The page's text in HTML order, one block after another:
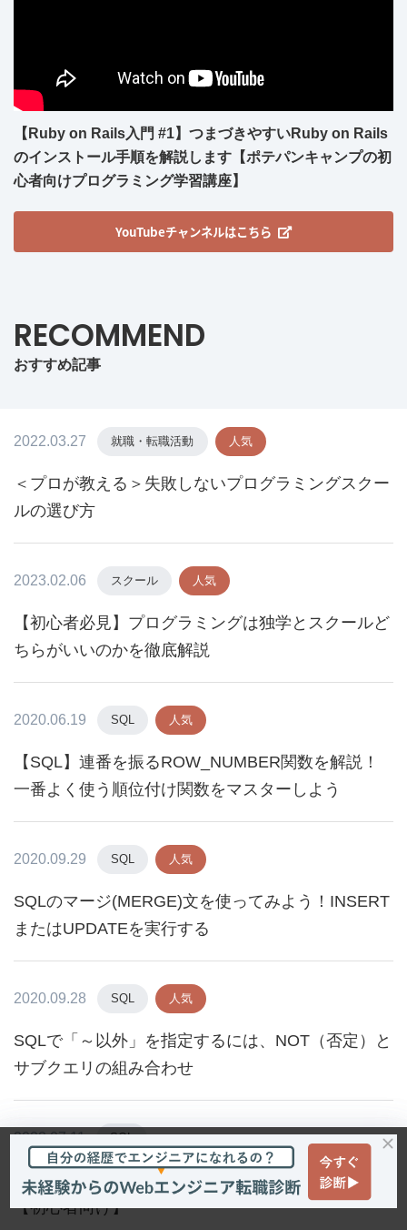
【Ruby on Rails入門 #1】つまづきやすいRuby on Rails
のインストール手順を解説します【ポテパンキャンプの初
心者向けプログラミング学習講座】
YouTubeチャンネルはこちら
RECOMMEND
おすすめ記事
2022.03.27 就職・転職活動 人気
＜プロが教える＞失敗しないプログラミングスクー
ルの選び方
2023.02.06 スクール 人気
【初心者必見】プログラミングは独学とスクールど
ちらがいいのかを徹底解説
2020.06.19 SQL 人気
【SQL】連番を振るROW_NUMBER関数を解説！
一番よく使う順位付け関数をマスターしよう
2020.09.29 SQL 人気
SQLのマージ(MERGE)文を使ってみよう！INSERT
またはUPDATEを実行する
2020.09.28 SQL 人気
SQLで「～以外」を指定するには、NOT（否定）と
サブクエリの組み合わせ
2022.07.11 SQL
SQLで日付を範囲指定して抽出条件を絞るやり方！
【初心者向け】